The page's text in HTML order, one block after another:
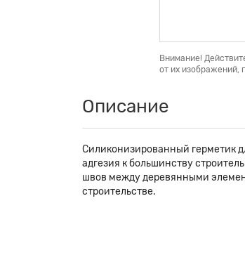
Внимание!
от их изображений,
Описание
Силиконизированный герметик
адгезия к большинству
швов между деревянными
строительстве.